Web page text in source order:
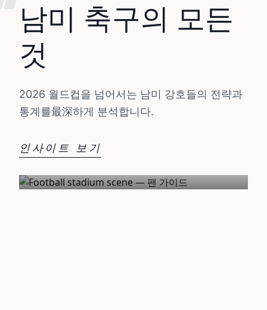
남미 축구의 모든
것
2026 월드컵을 넘어서는 남미 강호들의 전략과
통계를最深하게 분석합니다.
인사이트 보기